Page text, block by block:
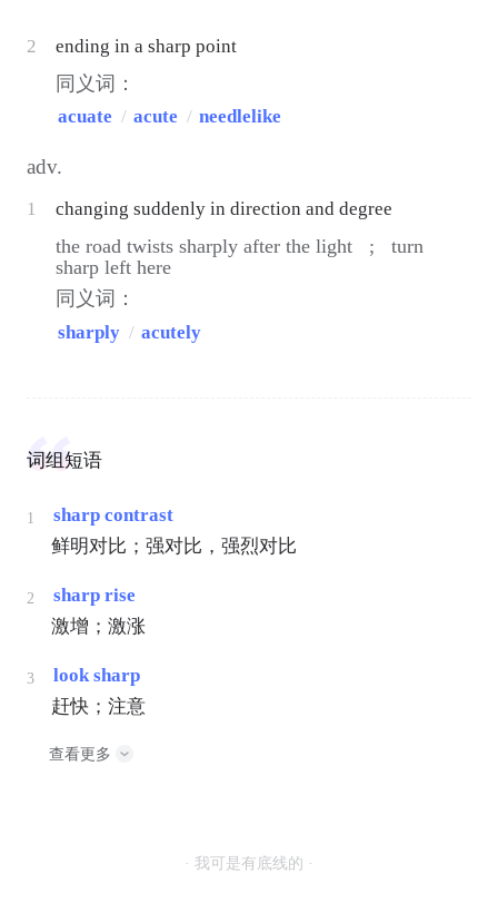
2 ending in a sharp point
同义词：
acuate / acute / needlelike
adv.
1 changing suddenly in direction and degree
the road twists sharply after the light ;
turn
sharp left here
同义词：
sharply / acutely
词组短语
1
sharp contrast
鲜明对比；强对比，强烈对比
2
sharp rise
激增；激涨
3
look sharp
赶快；注意
查看更多
· 我可是有底线的 ·